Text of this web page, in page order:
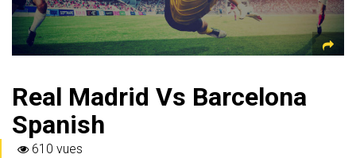
Real Madrid Vs Barcelona
Spanish
610 vues